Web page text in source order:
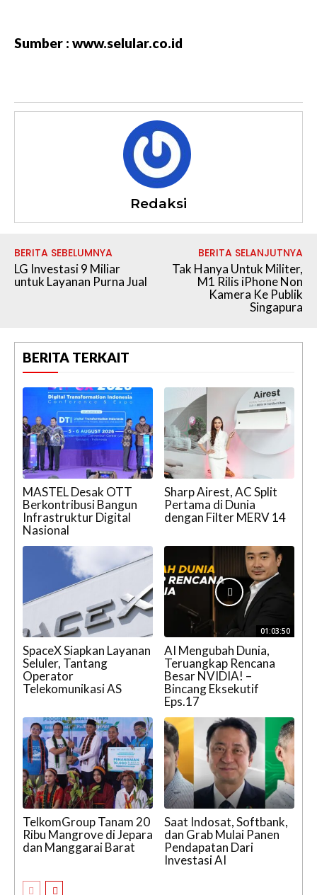
Sumber : www.selular.co.id
Redaksi
BERITA SEBELUMNYA
LG Investasi 9 Miliar
untuk Layanan Purna Jual
BERITA SELANJUTNYA
Tak Hanya Untuk Militer,
M1 Rilis iPhone Non
Kamera Ke Publik
Singapura
BERITA TERKAIT
MASTEL Desak OTT
Berkontribusi Bangun
Infrastruktur Digital
Nasional
Sharp Airest, AC Split
Pertama di Dunia
dengan Filter MERV 14
SpaceX Siapkan Layanan
Seluler, Tantang
Operator
Telekomunikasi AS
01:03:50
AI Mengubah Dunia,
Teruangkap Rencana
Besar NVIDIA! –
Bincang Eksekutif
Eps.17
TelkomGroup Tanam 20
Ribu Mangrove di Jepara
dan Manggarai Barat
Saat Indosat, Softbank,
dan Grab Mulai Panen
Pendapatan Dari
Investasi AI